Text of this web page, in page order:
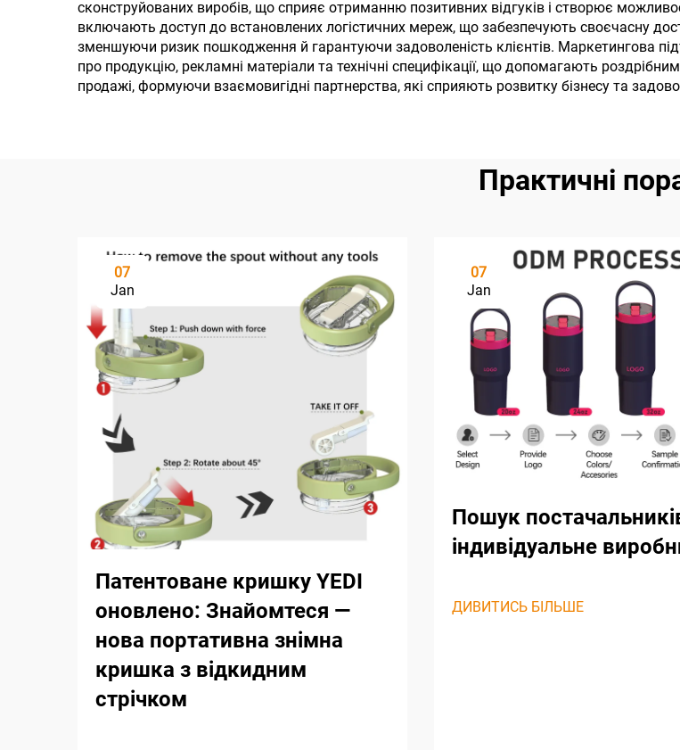
сконструйованих виробів, що сприяє отриманню позитивних відгуків і створює
включають доступ до встановлених логістичних мереж, що забезпечують своєчасну
зменшуючи ризик пошкодження й гарантуючи задоволеність клієнтів. Маркетингова
про продукцію, рекламні матеріали та технічні специфікації, що допомагають
продажі, формуючи взаємовигідні партнерства, які сприяють розвитку бізнесу та
Практичні
07
Jan
Патентоване кришку YEDI
оновлено: Знайомтеся —
нова портативна знімна
кришка з відкидним
стрічком
07
Jan
Пошук
індивідуальне
ДИВИТИСЬ БІЛЬШЕ